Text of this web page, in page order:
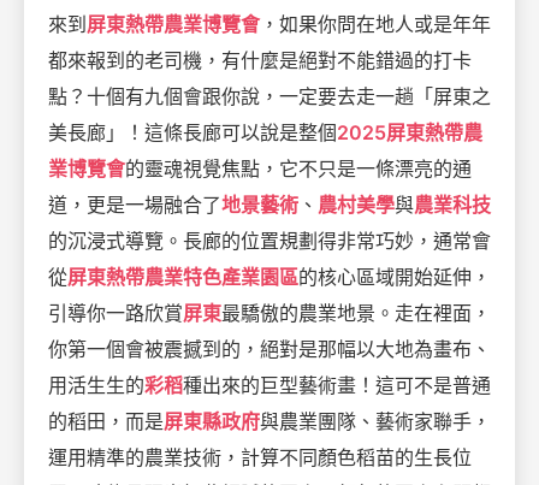
來到 屏東熱帶農業博覽會，如果你問在地人或是年年
都來報到的老司機，有什麼是絕對不能錯過的打卡
點？十個有九個會跟你說，一定要去走一趟「屏東之
美長廊」！這條長廊可以說是整個2025屏東熱帶農
業博覽會的靈魂視覺焦點，它不只是一條漂亮的通
道，更是一場融合了地景藝術 、 農村美學與農業科技
的沉浸式導覽。長廊的位置規劃得非常巧妙，通常會
從屏東熱帶農業特色產業園區的核心區域開始延伸，
引導你一路欣賞屏東最驕傲的農業地景。走在裡面，
你第一個會被震撼到的，絕對是那幅以大地為畫布、
用活生生的彩稻種出來的巨型藝術畫！這可不是普通
的稻田，而是屏東縣政府與農業團隊、藝術家聯手，
運用精準的農業技術，計算不同顏色稻苗的生長位